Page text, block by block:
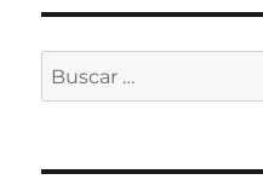
Buscar
por: